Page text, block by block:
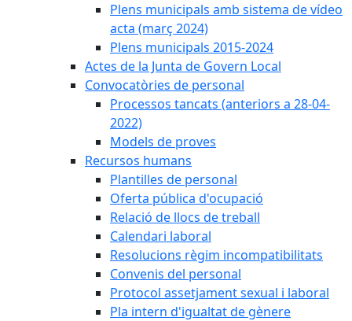
Plens municipals amb sistema de vídeo
acta (març 2024)
Plens municipals 2015-2024
Actes de la Junta de Govern Local
Convocatòries de personal
Processos tancats (anteriors a 28-04-
2022)
Models de proves
Recursos humans
Plantilles de personal
Oferta pública d'ocupació
Relació de llocs de treball
Calendari laboral
Resolucions règim incompatibilitats
Convenis del personal
Protocol assetjament sexual i laboral
Pla intern d'igualtat de gènere